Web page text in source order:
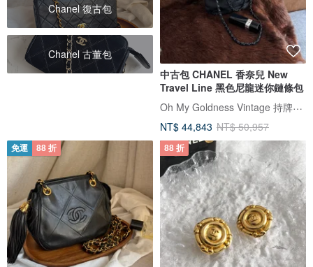
Chanel 復古包
Chanel 古董包
中古包 CHANEL 香奈兒 New
Travel Line 黑色尼龍迷你鏈條包
Oh My Goldness Vintage 持牌鑑定師的中古選物店
NT$ 44,843 NT$ 50,957
免運 88 折 88 折